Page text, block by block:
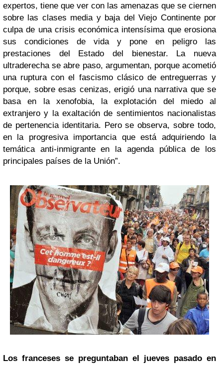
expertos, tiene que ver con las amenazas que se ciernen
sobre las clases media y baja del Viejo Continente por
culpa de una crisis económica intensísima que erosiona
sus condiciones de vida y pone en peligro las
prestaciones del Estado del bienestar. La nueva
ultraderecha se abre paso, argumentan, porque acometió
una ruptura con el fascismo clásico de entreguerras y
porque, sobre esas cenizas, erigió una narrativa que se
basa en la xenofobia, la explotación del miedo al
extranjero y la exaltación de sentimientos nacionalistas
de pertenencia identitaria. Pero se observa, sobre todo,
en la progresiva importancia que está adquiriendo la
temática anti-inmigrante en la agenda pública de los
principales países de la Unión”.
Los franceses se preguntaban el jueves pasado en